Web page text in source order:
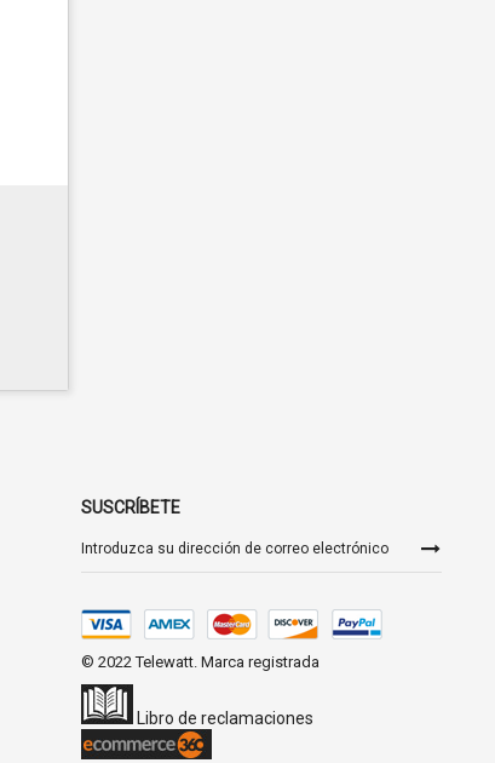
SUSCRÍBETE
a
nuestro
de
noticias:
© 2022 Telewatt. Marca registrada
Libro de reclamaciones